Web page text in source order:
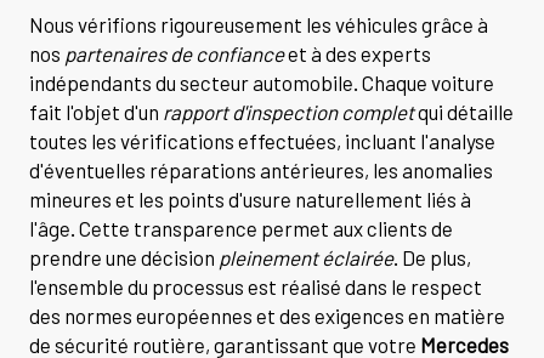
Nous vérifions rigoureusement les véhicules grâce à
nos partenaires de confianceet à des experts
indépendants du secteur automobile. Chaque voiture
fait l'objet d'un rapport d'inspection completqui détaille
toutes les vérifications effectuées, incluant l'analyse
d'éventuelles réparations antérieures, les anomalies
mineures et les points d'usure naturellement liés à
l'âge. Cette transparence permet aux clients de
prendre une décision pleinement éclairée. De plus,
l'ensemble du processus est réalisé dans le respect
des normes européennes et des exigences en matière
de sécurité routière, garantissant que votre Mercedes